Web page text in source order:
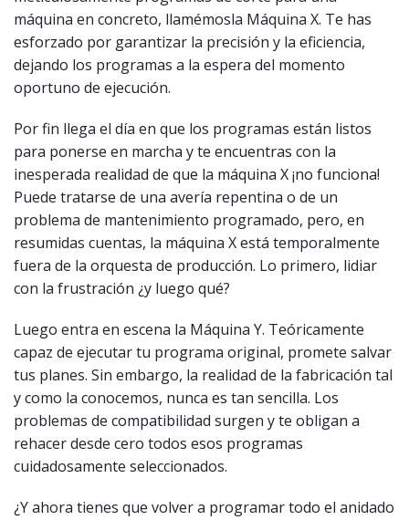
máquina en concreto, llamémosla Máquina X. Te has
esforzado por garantizar la precisión y la eficiencia,
dejando los programas a la espera del momento
oportuno de ejecución.
Por fin llega el día en que los programas están listos
para ponerse en marcha y te encuentras con la
inesperada realidad de que la máquina X ¡no funciona!
Puede tratarse de una avería repentina o de un
problema de mantenimiento programado, pero, en
resumidas cuentas, la máquina X está temporalmente
fuera de la orquesta de producción. Lo primero, lidiar
con la frustración ¿y luego qué?
Luego entra en escena la Máquina Y. Teóricamente
capaz de ejecutar tu programa original, promete salvar
tus planes. Sin embargo, la realidad de la fabricación tal
y como la conocemos, nunca es tan sencilla. Los
problemas de compatibilidad surgen y te obligan a
rehacer desde cero todos esos programas
cuidadosamente seleccionados.
¿Y ahora tienes que volver a programar todo el anidado